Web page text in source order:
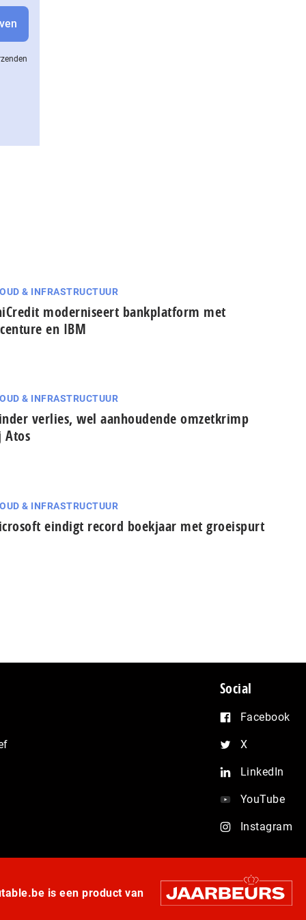
& INFRASTRUCTUUR
moderniseert bankplatform met
en IBM
& INFRASTRUCTUUR
verlies, wel aanhoudende omzetkrimp
Atos
& INFRASTRUCTUUR
eindigt record boekjaar met groeispurt
Social
Facebook
X
LinkedIn
YouTube
Instagram
is een product van